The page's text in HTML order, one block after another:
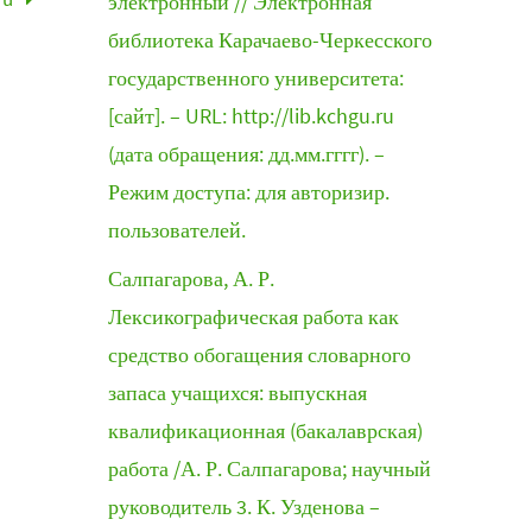
библиотека Карачаево-Черкесского
государственного университета:
[сайт]. – URL: http://lib.kchgu.ru
(дата обращения: дд.мм.гггг). –
Режим доступа: для авторизир.
пользователей.
Салпагарова, А. Р.
Лексикографическая работа как
средство обогащения словарного
запаса учащихся: выпускная
квалификационная (бакалаврская)
работа /А. Р. Салпагарова; научный
руководитель 3. К. Узденова –